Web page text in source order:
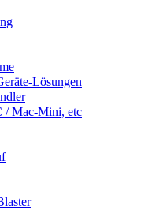
Lösungen
Mac-Mini, etc